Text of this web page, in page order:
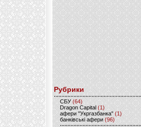
Рубрики
CБУ (64)
Dragon Capital (1)
афери "Укргазбанка" (1)
банківські афери (96)